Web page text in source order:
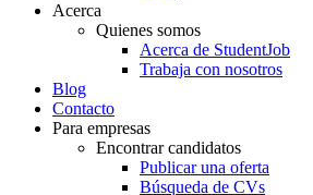
Acerca
Quienes somos
Acerca de StudentJob
Trabaja con nosotros
Blog
Contacto
Para empresas
Encontrar candidatos
Publicar una oferta
Búsqueda de CVs